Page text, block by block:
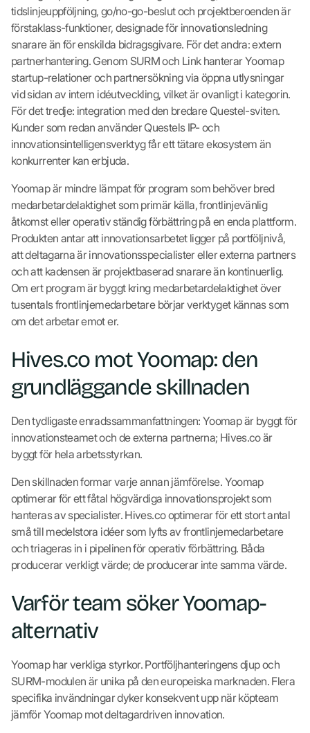
tidslinjeuppföljning, go/no-go-beslut och projektberoenden är
förstaklass-funktioner, designade för innovationsledning
snarare än för enskilda bidragsgivare. För det andra: extern
partnerhantering. Genom SURM och Link hanterar Yoomap
startup-relationer och partnersökning via öppna utlysningar
vid sidan av intern idéutveckling, vilket är ovanligt i kategorin.
För det tredje: integration med den bredare Questel-sviten.
Kunder som redan använder Questels IP- och
innovationsintelligensverktyg får ett tätare ekosystem än
konkurrenter kan erbjuda.
Yoomap är mindre lämpat för program som behöver bred
medarbetardelaktighet som primär källa, frontlinjevänlig
åtkomst eller operativ ständig förbättring på en enda plattform.
Produkten antar att innovationsarbetet ligger på portföljnivå,
att deltagarna är innovationsspecialister eller externa partners
och att kadensen är projektbaserad snarare än kontinuerlig.
Om ert program är byggt kring medarbetardelaktighet över
tusentals frontlinjemedarbetare börjar verktyget kännas som
om det arbetar emot er.
Hives.co mot Yoomap: den
grundläggande skillnaden
Den tydligaste enradssammanfattningen: Yoomap är byggt för
innovationsteamet och de externa partnerna; Hives.co är
byggt för hela arbetsstyrkan.
Den skillnaden formar varje annan jämförelse. Yoomap
optimerar för ett fåtal högvärdiga innovationsprojekt som
hanteras av specialister. Hives.co optimerar för ett stort antal
små till medelstora idéer som lyfts av frontlinjemedarbetare
och triageras in i pipelinen för operativ förbättring. Båda
producerar verkligt värde; de producerar inte samma värde.
Varför team söker Yoomap-
alternativ
Yoomap har verkliga styrkor. Portföljhanteringens djup och
SURM-modulen är unika på den europeiska marknaden. Flera
specifika invändningar dyker konsekvent upp när köpteam
jämför Yoomap mot deltagardriven innovation.